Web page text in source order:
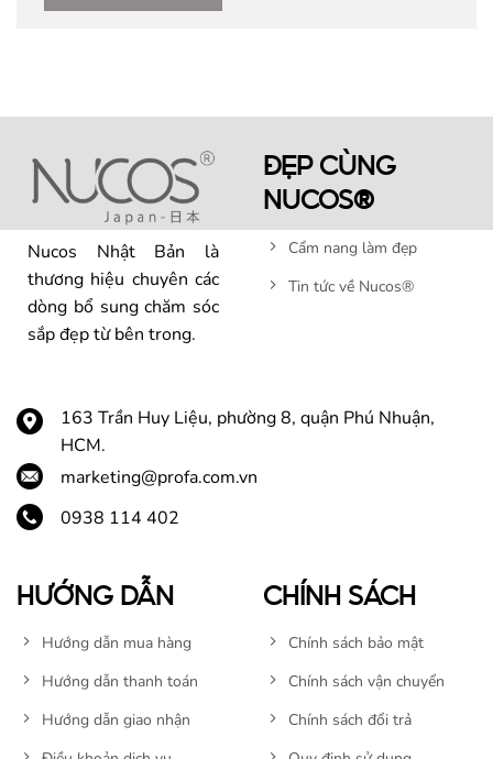
Nucos Nhật Bản là
thương hiệu chuyên các
dòng bổ sung chăm sóc
sắp đẹp từ bên trong.
ĐẸP CÙNG
NUCOS®
Cẩm nang làm đẹp
Tin tức về Nucos®
163 Trần Huy Liệu, phường 8, quận Phú Nhuận,
HCM.
marketing@profa.com.vn
0938 114 402
HƯỚNG DẪN
Hướng dẫn mua hàng
Hướng dẫn thanh toán
Hướng dẫn giao nhận
CHÍNH SÁCH
Chính sách bảo mật
Chính sách vận chuyển
Chính sách đổi trả